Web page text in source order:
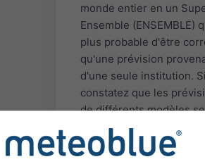
monde entier en un
Ensemble (ENSEMBLE)
plus probable d'être
qu'une prévision
d'une seule institution.
constatez que les
de différents modèles se
contredisent, il y a alors
d'espoir de prévoir la
pour cette période. Il